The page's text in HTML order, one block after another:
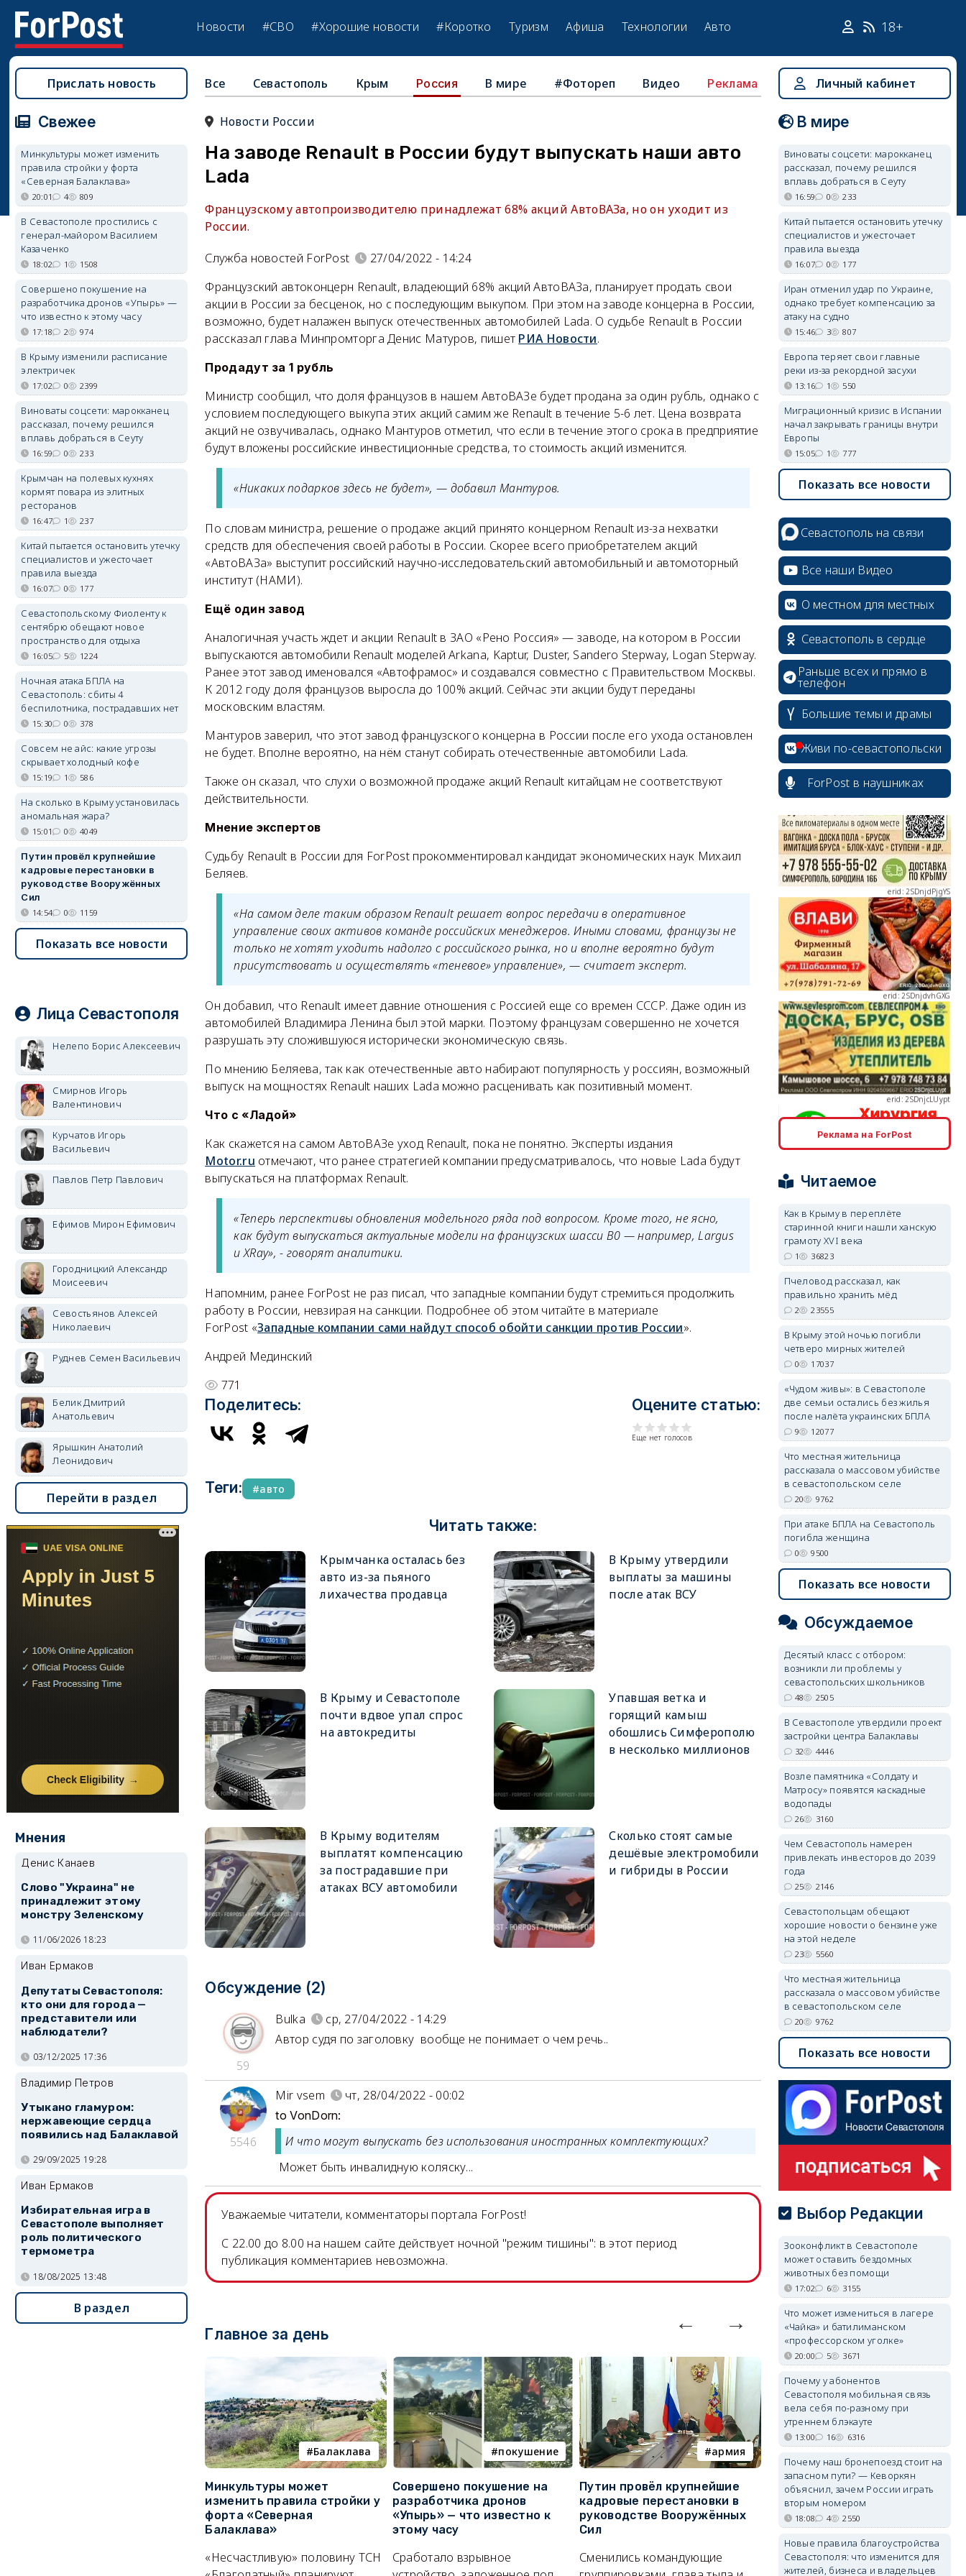
Новости #СВО #Хорошие новости #Коротко Туризм Афиша Технологии Авто 18+
Все Севастополь Крым Россия В мире #Фотореп Видео Реклама
Новости России
На заводе Renault в России будут выпускать наши авто
Lada
Французскому автопроизводителю принадлежат 68% акций АвтоВАЗа, но он уходит из
России.
Служба новостей ForPost
27/04/2022 - 14:24
Французский автоконцерн Renault, владеющий 68% акций АвтоВАЗа, планирует продать свои
акции в России за бесценок, но с последующим выкупом. При этом на заводе концерна в России,
возможно, будет налажен выпуск отечественных автомобилей Lada. О судьбе Renault в России
рассказал глава Минпромторга Денис Матуров, пишет РИА Новости.
Продадут за 1 рубль
Министр сообщил, что доля французов в нашем АвтоВАЗе будет продана за один рубль, однако с
условием последующего выкупа этих акций самим же Renault в течение 5-6 лет. Цена возврата
акций не озвучивалась, однако Мантуров отметил, что если в течение этого срока в предприятие
будут вложены российские инвестиционные средства, то стоимость акций изменится.
«Никаких подарков здесь не будет», — добавил Мантуров.
По словам министра, решение о продаже акций принято концерном Renault из-за нехватки
средств для обеспечения своей работы в России. Скорее всего приобретателем акций
«АвтоВАЗа» выступит российский научно-исследовательский автомобильный и автомоторный
институт (НАМИ).
Ещё один завод
Аналогичная участь ждет и акции Renault в ЗАО «Рено Россия» — заводе, на котором в России
выпускаются автомобили Renault моделей Arkana, Kaptur, Duster, Sandero Stepway, Logan Stepway.
Ранее этот завод именовался «Автофрамос» и создавался совместно с Правительством Москвы.
К 2012 году доля французов выросла до 100% акций. Сейчас эти акции будут переданы
московским властям.
Мантуров заверил, что этот завод французского концерна в России после его ухода остановлен
не будет. Вполне вероятно, на нём станут собирать отечественные автомобили Lada.
Также он сказал, что слухи о возможной продаже акций Renault китайцам не соответствуют
действительности.
Мнение экспертов
Судьбу Renault в России для ForPost прокомментировал кандидат экономических наук Михаил
Беляев.
«На самом деле таким образомRenaultрешает вопрос передачи в оперативное
управление своих активов команде российских менеджеров. Иными словами, французы не
только не хотят уходить надолго с российского рынка, но и вполне вероятно будут
присутствовать и осуществлять «теневое» управление», — считает эксперт.
Он добавил, что Renault имеет давние отношения с Россией еще со времен СССР. Даже один из
автомобилей Владимира Ленина был этой марки. Поэтому французам совершенно не хочется
разрушать эту сложившуюся исторически экономическую связь.
По мнению Беляева, так как отечественные авто набирают популярность у россиян, возможный
выпуск на мощностях Renault наших Lada можно расценивать как позитивный момент.
Что с «Ладой»
Как скажется на самом АвтоВАЗе уход Renault, пока не понятно. Эксперты издания
Motor.ru отмечают, что ранее стратегией компании предусматривалось, что новые Lada будут
выпускаться на платформах Renault.
«Теперь перспективы обновления модельного ряда под вопросом. Кроме того, не ясно,
как будут выпускаться актуальные модели на французских шасси B0 — например,Largus
иXRay», - говорят аналитики.
Напомним, ранее ForPost не раз писал, что западные компании будут стремиться продолжить
работу в России, невзирая на санкции. Подробнее об этом читайте в материале
ForPost «Западные компании сами найдут способ обойти санкции против России».
Андрей Мединский
771
Поделитесь: Оцените статью:
Еще нет голосов
Теги: авто
Читать также:
Крымчанка осталась без
авто из-за пьяного
лихачества продавца
В Крыму утвердили
выплаты за машины
после атак ВСУ
В Крыму и Севастополе
почти вдвое упал спрос
на автокредиты
Упавшая ветка и
горящий камыш
обошлись Симферополю
в несколько миллионов
В Крыму водителям
выплатят компенсацию
за пострадавшие при
атаках ВСУ автомобили
Сколько стоят самые
дешёвые электромобили
и гибриды в России
Обсуждение (2)
59
Bulka
ср, 27/04/2022 - 14:29
Автор судя по заголовку вообще не понимает о чем речь..
5546
Mir vsem чт, 28/04/2022 - 00:02
to VonDorn:
И что могут выпускать без использования иностранных комплектующих?
Может быть инвалидную коляску...
Уважаемые читатели, комментаторы портала ForPost!
C 22.00 до 8.00 на нашем сайте действует ночной "режим тишины": в этот период
публикация комментариев невозможна.
Главное за день
Балаклава
Минкультуры может
изменить правила стройки у
форта «Северная
Балаклава»
«Несчастливую» половину ТСН
покушение
Совершено покушение на
разработчика дронов
«Упырь» — что известно к
этому часу
Сработало взрывное
армия
Путин провёл крупнейшие
кадровые перестановки в
руководстве Вооружённых
Сил
Сменились командующие
В Севастополе утвердили
проект застройки центра
Балаклавы
Там появится туристический
квартал с отелями и
Прислать новость
Свежее
Минкультуры может изменить
правила стройки у форта
«Северная Балаклава»
20:01 4 809
В Севастополе простились с
генерал-майором Василием
Казаченко
18:02 1 1508
Совершено покушение на
разработчика дронов «Упырь» —
что известно к этому часу
17:18 2 974
В Крыму изменили расписание
электричек
17:02 0 2399
Виноваты соцсети: марокканец
рассказал, почему решился
вплавь добраться в Сеуту
16:59 0 233
Крымчан на полевых кухнях
кормят повара из элитных
ресторанов
16:47 1 237
Китай пытается остановить утечку
специалистов и ужесточает
правила выезда
16:07 0 177
Севастопольскому Фиоленту к
сентябрю обещают новое
пространство для отдыха
16:05 5 1224
Ночная атака БПЛА на
Севастополь: сбиты 4
беспилотника, пострадавших нет
15:30 0 378
Совсем не айс: какие угрозы
скрывает холодный кофе
15:19 1 586
На сколько в Крыму установилась
аномальная жара?
15:01 0 4049
Путин провёл крупнейшие
кадровые перестановки в
руководстве Вооружённых
Сил
14:54 0 1159
Показать все новости
Лица Севастополя
Нелепо Борис Алексеевич
Смирнов Игорь
Валентинович
Курчатов Игорь
Васильевич
Павлов Петр Павлович
Ефимов Мирон Ефимович
Городницкий Александр
Моисеевич
Севостьянов Алексей
Николаевич
Руднев Семен Васильевич
Белик Дмитрий
Анатольевич
Ярышкин Анатолий
Леонидович
Перейти в раздел
Мнения
Денис Канаев
Слово "Украина" не
принадлежит этому
монстру Зеленскому
11/06/2026 18:23
Иван Ермаков
Депутаты Севастополя:
кто они для города —
представители или
наблюдатели?
03/12/2025 17:36
Владимир Петров
Утыкано гламуром:
нержавеющие сердца
появились над Балаклавой
29/09/2025 19:28
Иван Ермаков
Избирательная игра в
Севастополе выполняет
роль политического
термометра
18/08/2025 13:48
В раздел
Личный кабинет
В мире
Виноваты соцсети: марокканец
рассказал, почему решился
вплавь добраться в Сеуту
16:59 0 233
Китай пытается остановить утечку
специалистов и ужесточает
правила выезда
16:07 0 177
Иран отменил удар по Украине,
однако требует компенсацию за
атаку на судно
15:46 3 807
Европа теряет свои главные
реки из-за рекордной засухи
13:16 1 550
Миграционный кризис в Испании
начал закрывать границы внутри
Европы
15:05 1 777
Показать все новости
Севастополь на связи
Все наши Видео
О местном для местных
Севастополь в сердце
Раньше всех и прямо в
телефон
Большие темы и драмы
Живи по-севастопольски
ForPost в наушниках
erid: 2SDnjcrDNw6
erid: 2SDnjdPjgYS
erid: 2SDnjdvhGXG
erid: 2SDnjcLUypt
erid: 2SDnjcrDNw6
Реклама на ForPost
Читаемое
Как в Крыму в переплёте
старинной книги нашли ханскую
грамоту XVI века
1 36823
Пчеловод рассказал, как
правильно хранить мёд
2 23555
В Крыму этой ночью погибли
четверо мирных жителей
0 17037
«Чудом живы»: в Севастополе
две семьи остались без жилья
после налёта украинских БПЛА
9 12077
Что местная жительница
рассказала о массовом убийстве
в севастопольском селе
20 9762
При атаке БПЛА на Севастополь
погибла женщина
0 9500
Показать все новости
Обсуждаемое
Десятый класс с отбором:
возникли ли проблемы у
севастопольских школьников
48 2505
В Севастополе утвердили проект
застройки центра Балаклавы
32 4446
Возле памятника «Солдату и
Матросу» появятся каскадные
водопады
26 3160
Чем Севастополь намерен
привлекать инвесторов до 2039
года
25 2146
Севастопольцам обещают
хорошие новости о бензине уже
на этой неделе
23 5560
Что местная жительница
рассказала о массовом убийстве
в севастопольском селе
20 9762
Показать все новости
Выбор Редакции
Зооконфликт в Севастополе
может оставить бездомных
животных без помощи
17:02 6 3155
Что может измениться в лагере
«Чайка» и батилиманском
«профессорском уголке»
20:00 5 3671
Почему у абонентов
Севастополя мобильная связь
вела себя по-разному при
утреннем блэкауте
13:00 16 6316
Почему наш бронепоезд стоит на
запасном пути? — Кеворкян
объяснил, зачем России играть
вторым номером
18:08 4 2550
Новые правила благоустройства
Севастополя: что изменится для
жителей, бизнеса и владельцев